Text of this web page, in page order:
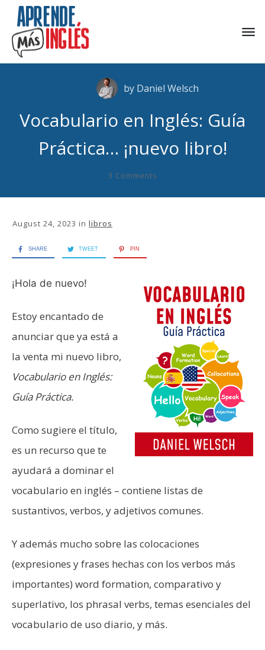
by Daniel Welsch
Vocabulario en Inglés: Guía
Práctica… ¡nuevo libro!
3 Comments
August 24, 2023 in libros
SHARE TWEET PIN
¡Hola de nuevo!
Estoy encantado de
anunciar que ya está a
la venta mi nuevo libro,
Vocabulario en Inglés:
Guía Práctica.
Como sugiere el título,
es un recurso que te
ayudará a dominar el
vocabulario en inglés – contiene listas de
sustantivos, verbos, y adjetivos comunes.
Y además mucho sobre las colocaciones
(expresiones y frases hechas con los verbos más
importantes) word formation, comparativo y
superlativo, los phrasal verbs, temas esenciales del
vocabulario de uso diario, y más.